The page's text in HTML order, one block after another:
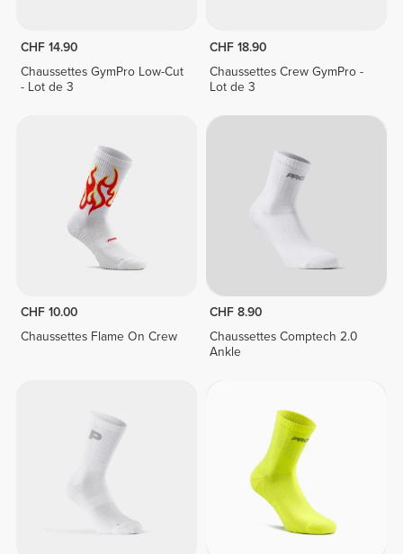
CHF 14.90
Chaussettes GymPro Low-Cut
- Lot de 3
CHF 18.90
Chaussettes Crew GymPro -
Lot de 3
CHF 10.00
Chaussettes Flame On Crew
CHF 8.90
Chaussettes Comptech 2.0
Ankle